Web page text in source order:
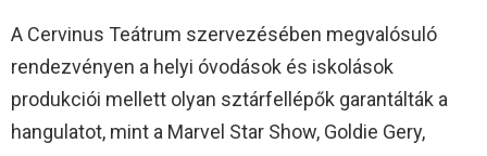
A Cervinus Teátrum szervezésében megvalósuló
rendezvényen a helyi óvodások és iskolások
produkciói mellett olyan sztárfellépők garantálták a
hangulatot, mint a Marvel Star Show, Goldie Gery,